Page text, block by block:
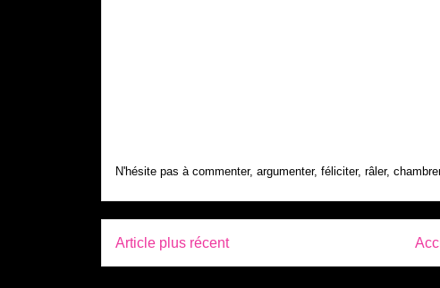
N'hésite pas à commenter, argumenter, féliciter, râler,
Article plus récent